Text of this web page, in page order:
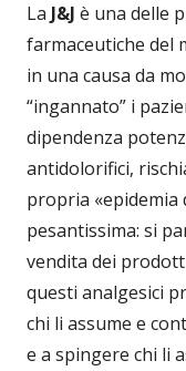
La J&J è una delle
farmaceutiche del
in una causa da
“ingannato” i
dipendenza
antidolorifici,
propria «epidemia
pesantissima: si
vendita dei
questi analgesici
chi li assume e
e a spingere chi li